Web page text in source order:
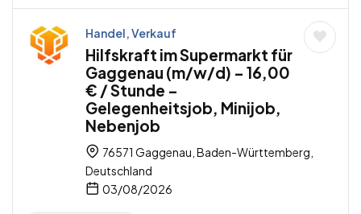
Handel, Verkauf
Hilfskraft im Supermarkt für
Gaggenau (m/w/d) – 16,00
€ / Stunde –
Gelegenheitsjob, Minijob,
Nebenjob
76571 Gaggenau, Baden-Württemberg,
Deutschland
03/08/2026